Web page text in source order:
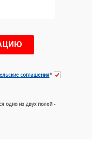
соглашения*
одно из двух полей -